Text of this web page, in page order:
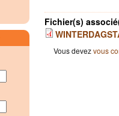
Fichier(s)
Vous devezvous